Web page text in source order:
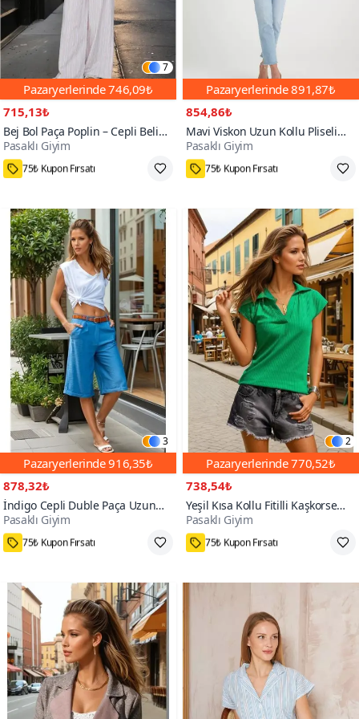
7
Pazaryerlerinde746,09₺
715,13₺
Bej Bol Paça Poplin – Cepli Beli
Bağcıklı Fisto Detaylı Rahat
Kesim Pantolon
Pasaklı Giyim
75₺ Kupon Fırsatı
Pazaryerlerinde891,87₺
854,86₺
Mavi Viskon Uzun Kollu Pliseli
Dökümlü Bol Kesim Yazlık Tunik
İndigo Bej Gömlek
Pasaklı Giyim
75₺ Kupon Fırsatı
3
Pazaryerlerinde916,35₺
878,32₺
İndigo Cepli Duble Paça Uzun
Keten Bermuda Şort
Pasaklı Giyim
75₺ Kupon Fırsatı
2
Pazaryerlerinde770,52₺
738,54₺
Yeşil Kısa Kollu Fitilli Kaşkorse
Viskon Pamuk Polo Yaka T-Shirt
Pasaklı Giyim
75₺ Kupon Fırsatı